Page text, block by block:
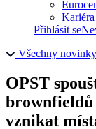
Kariéra
Přihlásit se
Všechny novinky
OPST
brownfieldů
vznikat